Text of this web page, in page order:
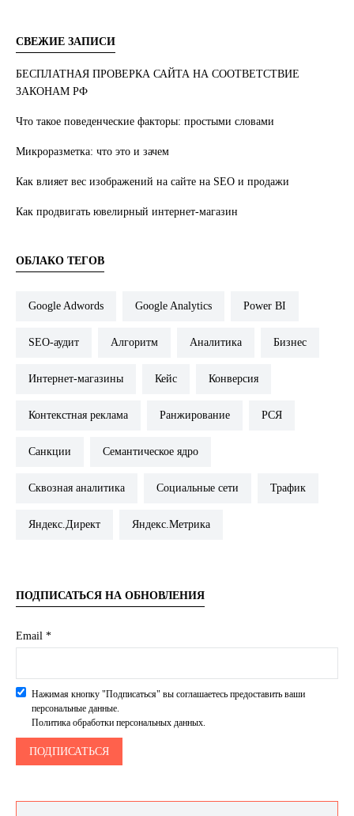
СВЕЖИЕ ЗАПИСИ
БЕСПЛАТНАЯ ПРОВЕРКА САЙТА НА СООТВЕТСТВИЕ
ЗАКОНАМ РФ
Что такое поведенческие факторы: простыми словами
Микроразметка: что это и зачем
Как влияет вес изображений на сайте на SEO и продажи
Как продвигать ювелирный интернет-магазин
ОБЛАКО ТЕГОВ
Google Adwords Google Analytics Power BI
SEO-аудит Алгоритм Аналитика Бизнес
Интернет-магазины Кейс Конверсия
Контекстная реклама Ранжирование РСЯ
Санкции Семантическое ядро
Сквозная аналитика Социальные сети Трафик
Яндекс.Директ Яндекс.Метрика
ПОДПИСАТЬСЯ НА ОБНОВЛЕНИЯ
Email *
Нажимая кнопку "Подписаться" вы соглашаетесь предоставить ваши
персональные данные.
Политика обработки персональных данных.